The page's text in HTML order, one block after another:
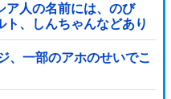
ア人の名前には、のび
ト、しんちゃんなどあり
、一部のアホのせいでこ